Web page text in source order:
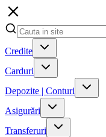
Credite
Carduri
Depozite | Conturi
Asigurări
Transferuri